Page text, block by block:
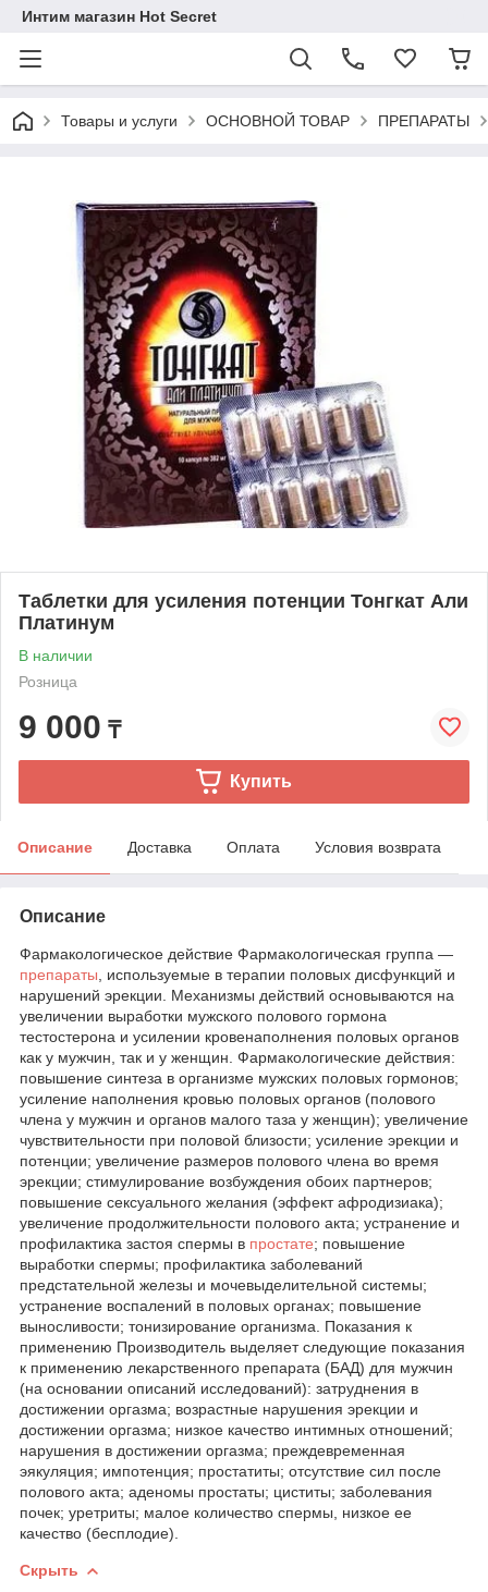
Интим магазин Hot Secret
Товары и услуги ОСНОВНОЙ ТОВАР ПРЕПАРАТЫ
Таблетки для усиления потенции Тонгкат Али
Платинум
В наличии
Розница
9 000 ₸
Купить
Описание Доставка Оплата Условия возврата
Описание
Фармакологическое действие Фармакологическая группа —
препараты , используемые в терапии половых дисфункций и
нарушений эрекции. Механизмы действий основываются на
увеличении выработки мужского полового гормона
тестостерона и усилении кровенаполнения половых органов
как у мужчин, так и у женщин. Фармакологические действия:
повышение синтеза в организме мужских половых гормонов;
усиление наполнения кровью половых органов (полового
члена у мужчин и органов малого таза у женщин); увеличение
чувствительности при половой близости; усиление эрекции и
потенции; увеличение размеров полового члена во время
эрекции; стимулирование возбуждения обоих партнеров;
повышение сексуального желания (эффект афродизиака);
увеличение продолжительности полового акта; устранение и
профилактика застоя спермы в простате; повышение
выработки спермы; профилактика заболеваний
предстательной железы и мочевыделительной системы;
устранение воспалений в половых органах; повышение
выносливости; тонизирование организма. Показания к
применению Производитель выделяет следующие показания
к применению лекарственного препарата (БАД) для мужчин
(на основании описаний исследований): затруднения в
достижении оргазма; возрастные нарушения эрекции и
достижении оргазма; низкое качество интимных отношений;
нарушения в достижении оргазма; преждевременная
эякуляция; импотенция; простатиты; отсутствие сил после
полового акта; аденомы простаты; циститы; заболевания
почек; уретриты; малое количество спермы, низкое ее
качество (бесплодие).
Скрыть